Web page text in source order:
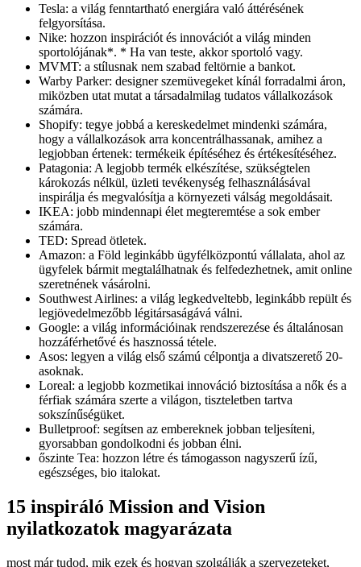
Tesla: a világ fenntartható energiára való áttérésének
felgyorsítása.
Nike: hozzon inspirációt és innovációt a világ minden
sportolójának*. * Ha van teste, akkor sportoló vagy.
MVMT: a stílusnak nem szabad feltörnie a bankot.
Warby Parker: designer szemüvegeket kínál forradalmi áron,
miközben utat mutat a társadalmilag tudatos vállalkozások
számára.
Shopify: tegye jobbá a kereskedelmet mindenki számára,
hogy a vállalkozások arra koncentrálhassanak, amihez a
legjobban értenek: termékeik építéséhez és értékesítéséhez.
Patagonia: A legjobb termék elkészítése, szükségtelen
károkozás nélkül, üzleti tevékenység felhasználásával
inspirálja és megvalósítja a környezeti válság megoldásait.
IKEA: jobb mindennapi élet megteremtése a sok ember
számára.
TED: Spread ötletek.
Amazon: a Föld leginkább ügyfélközpontú vállalata, ahol az
ügyfelek bármit megtalálhatnak és felfedezhetnek, amit online
szeretnének vásárolni.
Southwest Airlines: a világ legkedveltebb, leginkább repült és
legjövedelmezőbb légitársaságává válni.
Google: a világ információinak rendszerezése és általánosan
hozzáférhetővé és hasznossá tétele.
Asos: legyen a világ első számú célpontja a divatszerető 20-
asoknak.
Loreal: a legjobb kozmetikai innováció biztosítása a nők és a
férfiak számára szerte a világon, tiszteletben tartva
sokszínűségüket.
Bulletproof: segítsen az embereknek jobban teljesíteni,
gyorsabban gondolkodni és jobban élni.
őszinte Tea: hozzon létre és támogasson nagyszerű ízű,
egészséges, bio italokat.
15 inspiráló Mission and Vision
nyilatkozatok magyarázata
most már tudod, mik ezek és hogyan szolgálják a szervezeteket,